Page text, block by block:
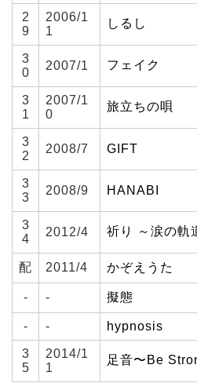
2
9
2006/1
1
しるし
3
0
2007/1 フェイク
3
1
2007/1
0
旅立ちの唄
3
2
2008/7 GIFT
3
3
2008/9 HANABI
3
4
2012/4 祈り ～涙の軌
配 2011/4 かぞえうた
- - 擬態
- - hypnosis
3
5
2014/1
1
足音〜Be